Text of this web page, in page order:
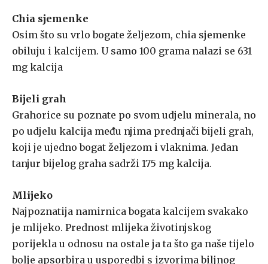
Chia sjemenke
Osim što su vrlo bogate željezom, chia sjemenke
obiluju i kalcijem. U samo 100 grama nalazi se 631
mg kalcija
Bijeli grah
Grahorice su poznate po svom udjelu minerala, no
po udjelu kalcija među njima prednjači bijeli grah,
koji je ujedno bogat željezom i vlaknima. Jedan
tanjur bijelog graha sadrži 175 mg kalcija.
Mlijeko
Najpoznatija namirnica bogata kalcijem svakako
je mlijeko. Prednost mlijeka životinjskog
porijekla u odnosu na ostale ja ta što ga naše tijelo
bolje apsorbira u usporedbi s izvorima biljnog